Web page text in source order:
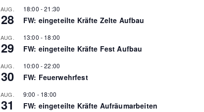
AUG.
28
18:00 -21:30
FW: eingeteilte Kräfte Zelte Aufbau
AUG.
29
13:00 - 18:00
FW: eingeteilte Kräfte Fest Aufbau
AUG.
30
10:00 -22:00
FW: Feuerwehrfest
AUG.
31
9:00 - 18:00
FW: eingeteilte Kräfte Aufräumarbeiten